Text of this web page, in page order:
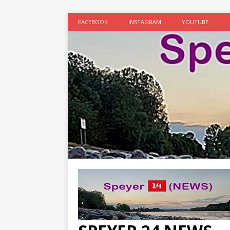
FACEBOOK INSTAGRAM YOUTUBE